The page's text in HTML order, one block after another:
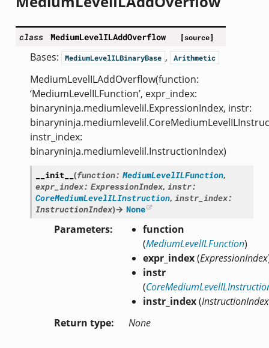
class MediumLevelILAddOverflow [source]
Bases: MediumLevelILBinaryBase , Arithmetic
MediumLevelILAddOverflow(function:
‘MediumLevelILFunction’, expr_index:
binaryninja.mediumlevelil.ExpressionIndex, instr:
instr_index:
binaryninja.mediumlevelil.InstructionIndex)
__init__ (function: MediumLevelILFunction,
expr_index: ExpressionIndex, instr:
CoreMediumLevelILInstruction, instr_index:
InstructionIndex)→ None
Parameters
function
(MediumLevelILFunction)
expr_index(ExpressionIndex
instr
(
instr_index(InstructionIndex
Return type
None